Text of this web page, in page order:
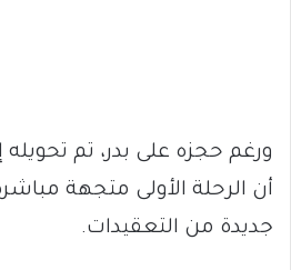
ورغم حجزه على بدر، تم
أن الرحلة الأولى متجهة
جديدة من التعقيدات.